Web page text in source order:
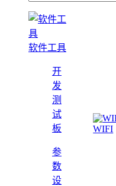
软件工具
开
发
测
试
板
参
数
设
WIFI